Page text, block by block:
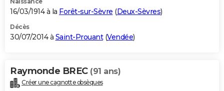
16/03/1914 à la Forêt-sur-Sèvre (Deux-Sèvres)
Décès
30/07/2014 à Saint-Prouant(Vendée)
Raymonde BREC (91 ans)
Créer une cagnotte obsèques